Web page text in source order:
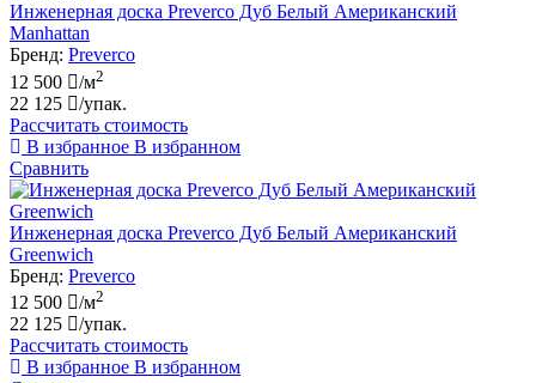
Инженерная доска Preverco Дуб Белый Американский
Manhattan
Бренд: Preverco
12 500
/м2
22 125
/упак.
Рассчитать стоимость
В избранное В избранном
Сравнить
Инженерная доска Preverco Дуб Белый Американский
Greenwich
Бренд: Preverco
12 500
/м2
22 125
/упак.
Рассчитать стоимость
В избранное В избранном